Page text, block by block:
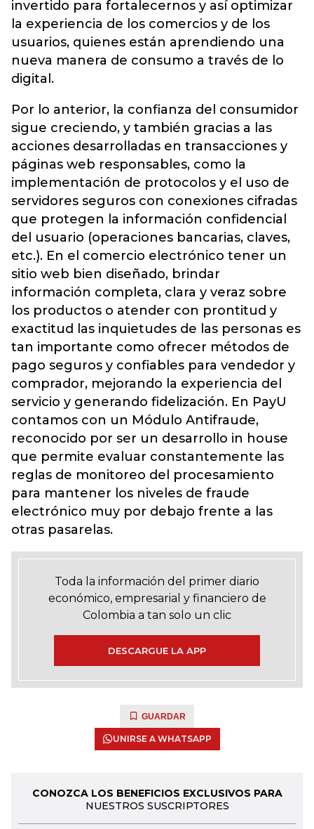
invertido para fortalecernos y así optimizar
la experiencia de los comercios y de los
usuarios, quienes están aprendiendo una
nueva manera de consumo a través de lo
digital.
Por lo anterior, la confianza del consumidor
sigue creciendo, y también gracias a las
acciones desarrolladas en transacciones y
páginas web responsables, como la
implementación de protocolos y el uso de
servidores seguros con conexiones cifradas
que protegen la información confidencial
del usuario (operaciones bancarias, claves,
etc.). En el comercio electrónico tener un
sitio web bien diseñado, brindar
información completa, clara y veraz sobre
los productos o atender con prontitud y
exactitud las inquietudes de las personas es
tan importante como ofrecer métodos de
pago seguros y confiables para vendedor y
comprador, mejorando la experiencia del
servicio y generando fidelización. En PayU
contamos con un Módulo Antifraude,
reconocido por ser un desarrollo in house
que permite evaluar constantemente las
reglas de monitoreo del procesamiento
para mantener los niveles de fraude
electrónico muy por debajo frente a las
otras pasarelas.
Toda la información del primer diario
económico, empresarial y financiero de
Colombia a tan solo un clic
DESCARGUE LA APP
GUARDAR
UNIRSE A WHATSAPP
CONOZCA LOS BENEFICIOS EXCLUSIVOS PARA
NUESTROS SUSCRIPTORES